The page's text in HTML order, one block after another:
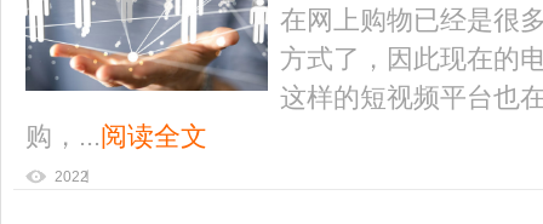
在网上购物已经是很
方式了，因此现在的
这样的短视频平台也
购，...阅读全文
2022